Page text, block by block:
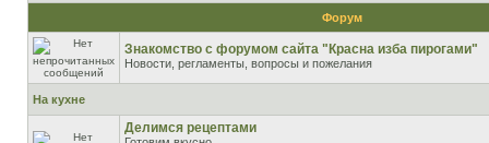
Форум
Знакомство с форумом сайта "Красна изба пирогами"
Новости, регламенты, вопросы и пожелания
На кухне
Делимся рецептами